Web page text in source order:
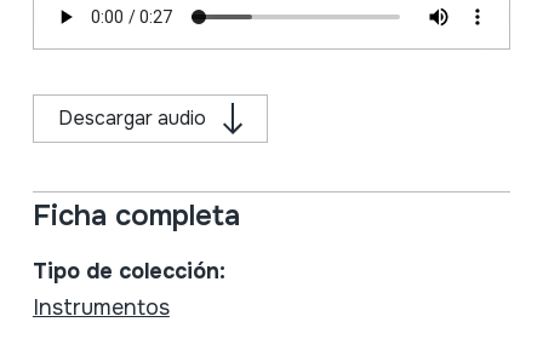
Descargar audio
Ficha completa
Tipo de colección:
Instrumentos